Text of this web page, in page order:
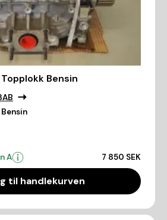
Topplokk Bensin
A 7 850 SEK
til handlekurven